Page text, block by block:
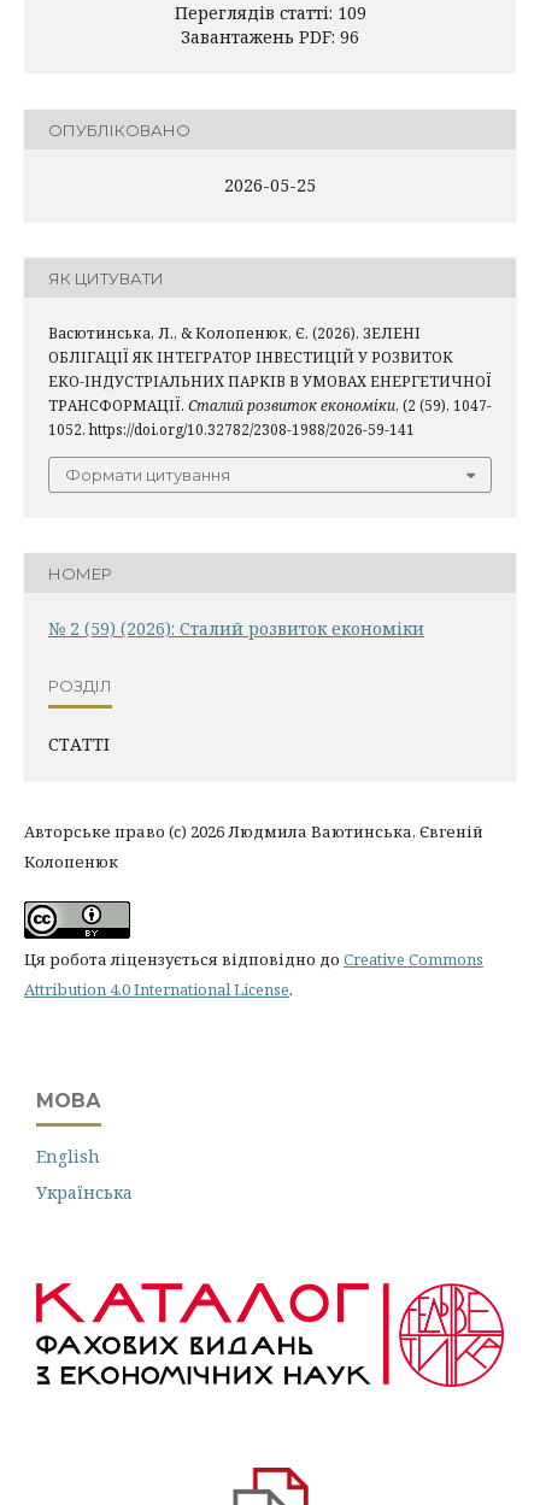
Переглядів статті: 109
Завантажень PDF: 96
ОПУБЛІКОВАНО
2026-05-25
ЯК ЦИТУВАТИ
Васютинська, Л., & Колопенюк, Є. (2026). ЗЕЛЕНІ
ОБЛІГАЦІЇ ЯК ІНТЕГРАТОР ІНВЕСТИЦІЙ У РОЗВИТОК
ЕКО-ІНДУСТРІАЛЬНИХ ПАРКІВ В УМОВАХ ЕНЕРГЕТИЧНОЇ
ТРАНСФОРМАЦІЇ. Сталий розвиток економіки, (2 (59), 1047-
1052. https://doi.org/10.32782/2308-1988/2026-59-141
Формати цитування
НОМЕР
№ 2 (59) (2026): Сталий розвиток економіки
РОЗДІЛ
СТАТТІ
Авторське право (c) 2026 Людмила Ваютинська, Євгеній
Колопенюк
Ця робота ліцензується відповідно до Creative Commons
Attribution 4.0 International License.
МОВА
English
Українська